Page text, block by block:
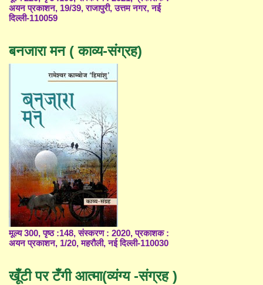
अयन प्रकाशन, 19/39, राजापुरी, उत्तम नगर, नई
दिल्ली-110059
बनजारा मन ( काव्य-संग्रह)
मूल्य 300, पृष्ठ :148, संस्करण : 2020, प्रकाशक :
अयन प्रकाशन, 1/20, महरौली, नई दिल्ली-110030
खूँटी पर टँगी आत्मा(व्यंग्य -संग्रह )